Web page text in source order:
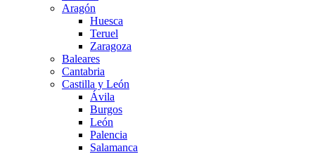
Aragón
Huesca
Teruel
Zaragoza
Baleares
Cantabria
Castilla y León
Ávila
Burgos
León
Palencia
Salamanca